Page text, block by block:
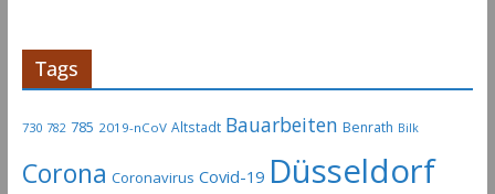
l
-
r
Tags
730 782 785 2019-nCoV Altstadt Bauarbeiten Benrath Bilk
Corona Coronavirus Covid-19 Düsseldorf